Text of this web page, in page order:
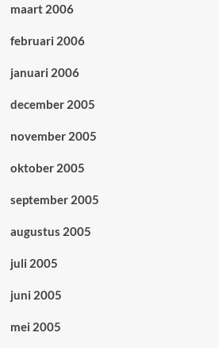
maart 2006
februari 2006
januari 2006
december 2005
november 2005
oktober 2005
september 2005
augustus 2005
juli 2005
juni 2005
mei 2005